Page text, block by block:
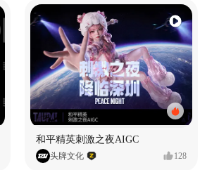
和平精英刺激之夜AIGC
头牌文化 128